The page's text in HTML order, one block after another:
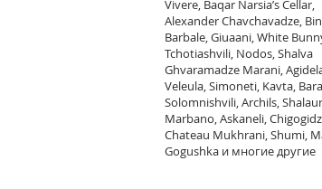
Vivere, Baqar Narsia’s Cellar,
Alexander Chavchavadze,
Barbale, Giuaani, White
Tchotiashvili, Nodos, Shalva
Ghvaramadze Marani,
Veleula, Simoneti, Kavta,
Solomnishvili, Archils,
Marbano, Askaneli,
Chateau Mukhrani, Shumi,
Gogushka и многие другие